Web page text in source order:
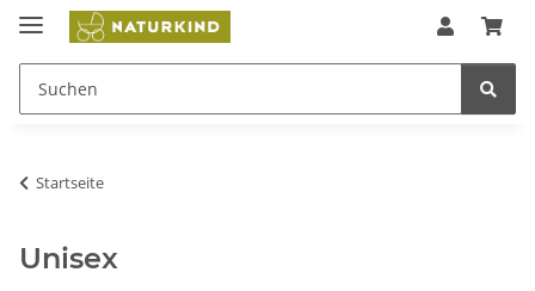
Startseite
Unisex